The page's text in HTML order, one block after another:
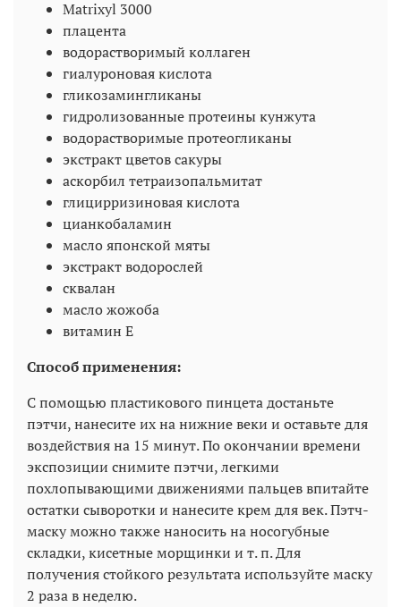
Matrixyl 3000
плацента
водорастворимый коллаген
гиалуроновая кислота
гликозамингликаны
гидролизованные протеины кунжута
водорастворимые протеогликаны
экстракт цветов сакуры
аскорбил тетраизопальмитат
глицирризиновая кислота
цианкобаламин
масло японской мяты
экстракт водорослей
сквалан
масло жожоба
витамин Е
Способ применения:
С помощью пластикового пинцета достаньте
пэтчи, нанесите их на нижние веки и оставьте для
воздействия на 15 минут. По окончании времени
экспозиции снимите пэтчи, легкими
похлопывающими движениями пальцев впитайте
остатки сыворотки и нанесите крем для век. Пэтч-
маску можно также наносить на носогубные
складки, кисетные морщинки и т. п. Для
получения стойкого результата используйте маску
2 раза в неделю.